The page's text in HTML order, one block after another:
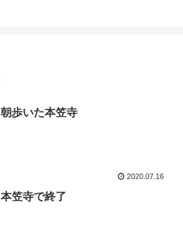
朝歩いた本笠寺
2020.07.16
本笠寺で終了